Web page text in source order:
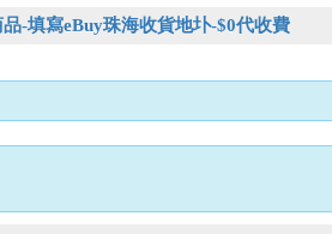
品-填寫eBuy珠海收貨地圤-$0代收費